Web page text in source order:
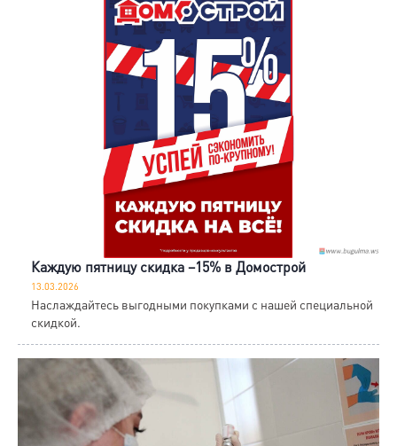
Каждую пятницу скидка −15% в Домострой
13.03.2026
Наслаждайтесь выгодными покупками с нашей специальной
скидкой.